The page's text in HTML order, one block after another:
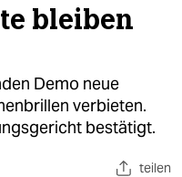
bleiben
Demo neue
verbieten.
bestätigt.
teilen